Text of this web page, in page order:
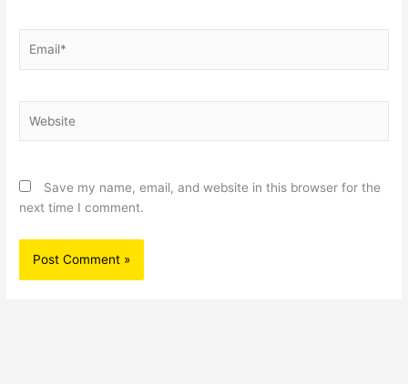
Save my name, email, and website in this browser for the
next time I comment.